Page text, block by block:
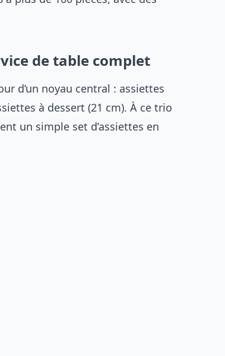
de table complet
d’un noyau central : assiettes
à dessert (21 cm). À ce trio
un simple set d’assiettes en